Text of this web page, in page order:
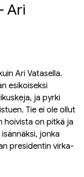
Ari
Ari Vatasella.
esikoiseksi
ja pyrki
Tie ei ole ollut
hoivista on pitkä ja
jonka
presidentin virka-